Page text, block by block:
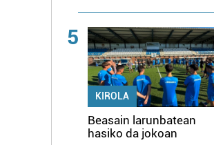
5
KIROLA
Beasain larunbatean
hasiko da jokoan